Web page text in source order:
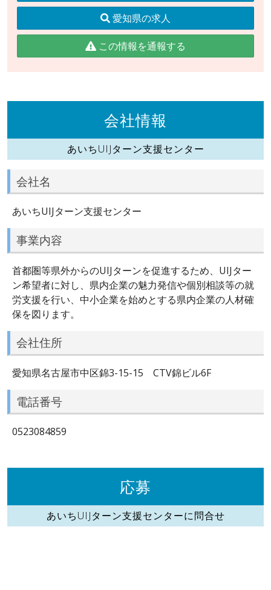
愛知県の求人
この情報を通報する
会社情報
あいちUIJターン支援センター
会社名
あいちUIJターン支援センター
事業内容
首都圏等県外からのUIJターンを促進するため、UIJター
ン希望者に対し、県内企業の魅力発信や個別相談等の就
労支援を行い、中小企業を始めとする県内企業の人材確
保を図ります。
会社住所
愛知県名古屋市中区錦3-15-15 CTV錦ビル6F
電話番号
0523084859
応募
あいちUIJターン支援センターに問合せ